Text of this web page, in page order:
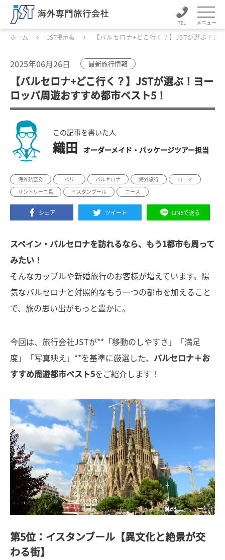
メニュー
ホーム JST掲示板 【バルセロナ+どこ行く？】JSTが選ぶ！
2025年06月26日 最新旅行情報
【バルセロナ+どこ行く？】JSTが選ぶ！ヨー
ロッパ周遊おすすめ都市ベスト5！
この記事を書いた人
織田 オーダーメイド・パッケージツアー担当
海外航空券 パリ バルセロナ 海外旅行
ローマ
サントリーニ島
イスタンブール ニース
シェア ツイート LINEで送る
スペイン・バルセロナを訪れるなら、もう1都市も周って
みたい！
そんなカップルや新婚旅行のお客様が増えています。陽
気なバルセロナと対照的なもう一つの都市を加えること
で、旅の思い出がもっと豊かに。
今回は、旅行会社JSTが**「移動のしやすさ」「満足
度」「写真映え」**を基準に厳選した、 バルセロナ＋お
すすめ周遊都市ベスト5をご紹介します！
第5位：イスタンブール【異文化と絶景が交
わる街】